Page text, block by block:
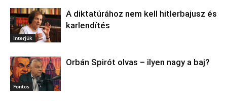
Interjúk
A diktatúrához nem kell hitlerbajusz és
karlendítés
Fontos
Orbán Spirót olvas – ilyen nagy a baj?